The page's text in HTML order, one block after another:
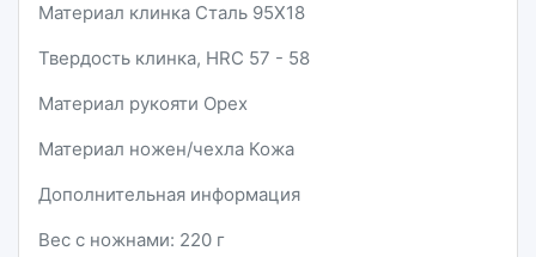
Материал клинка Сталь 95Х18
Твердость клинка, HRC 57 - 58
Материал рукояти Орех
Материал ножен/чехла Кожа
Дополнительная информация
Вес с ножнами: 220 г